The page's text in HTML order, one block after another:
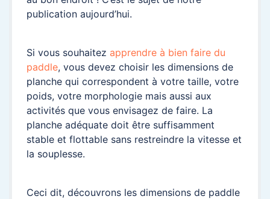
publication aujourd’hui.
Si vous souhaitez apprendre à bien faire du
paddle, vous devez choisir les dimensions de
planche qui correspondent à votre taille, votre
poids, votre morphologie mais aussi aux
activités que vous envisagez de faire. La
planche adéquate doit être suffisamment
stable et flottable sans restreindre la vitesse et
la souplesse.
Ceci dit, découvrons les dimensions de paddle